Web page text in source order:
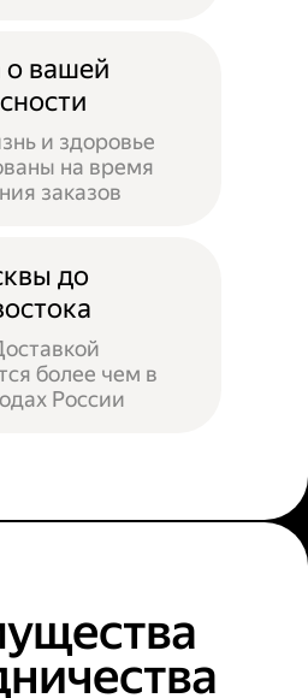
о вашей
и здоровье
на время
заказов
до
более чем в
России